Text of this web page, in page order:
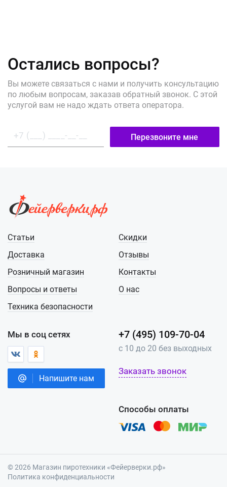
Остались вопросы?
Вы можете связаться с нами и получить консультацию
по любым вопросам, заказав обратный звонок. С этой
услугой вам не надо ждать ответа оператора.
Перезвоните мне
Статьи
Доставка
Розничный магазин
Вопросы и ответы
Техника безопасности
Скидки
Отзывы
Контакты
О нас
Мы в соц сетях
Напишите нам
+7 (495) 109-70-04
с 10 до 20 без выходных
Заказать звонок
Способы оплаты
© 2026 Магазин пиротехники «Фейерверки.рф»
Политика конфиденциальности